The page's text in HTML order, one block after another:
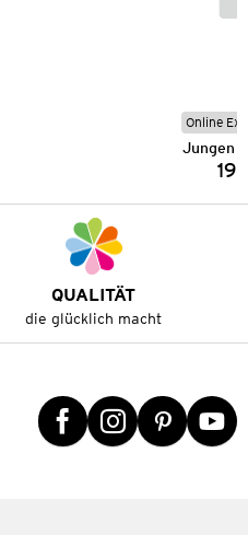
Online
Jungen
QUALITÄT
die glücklich macht